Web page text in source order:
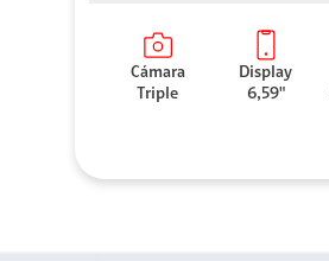
Cámara
Triple
Display
6,59"